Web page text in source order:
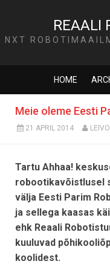
REAALI
NXT
HOME
Meie oleme Eesti
21 APRIL 2014 LEIVO
Tartu Ahhaa!
robootikavõistlusel
välja Eesti Parim
ja sellega kaasas
ehk Reaali
kuuluvad
koolidest.